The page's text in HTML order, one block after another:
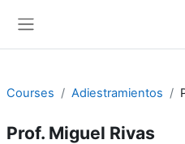
Courses Adiestramientos
Prof. Miguel Rivas